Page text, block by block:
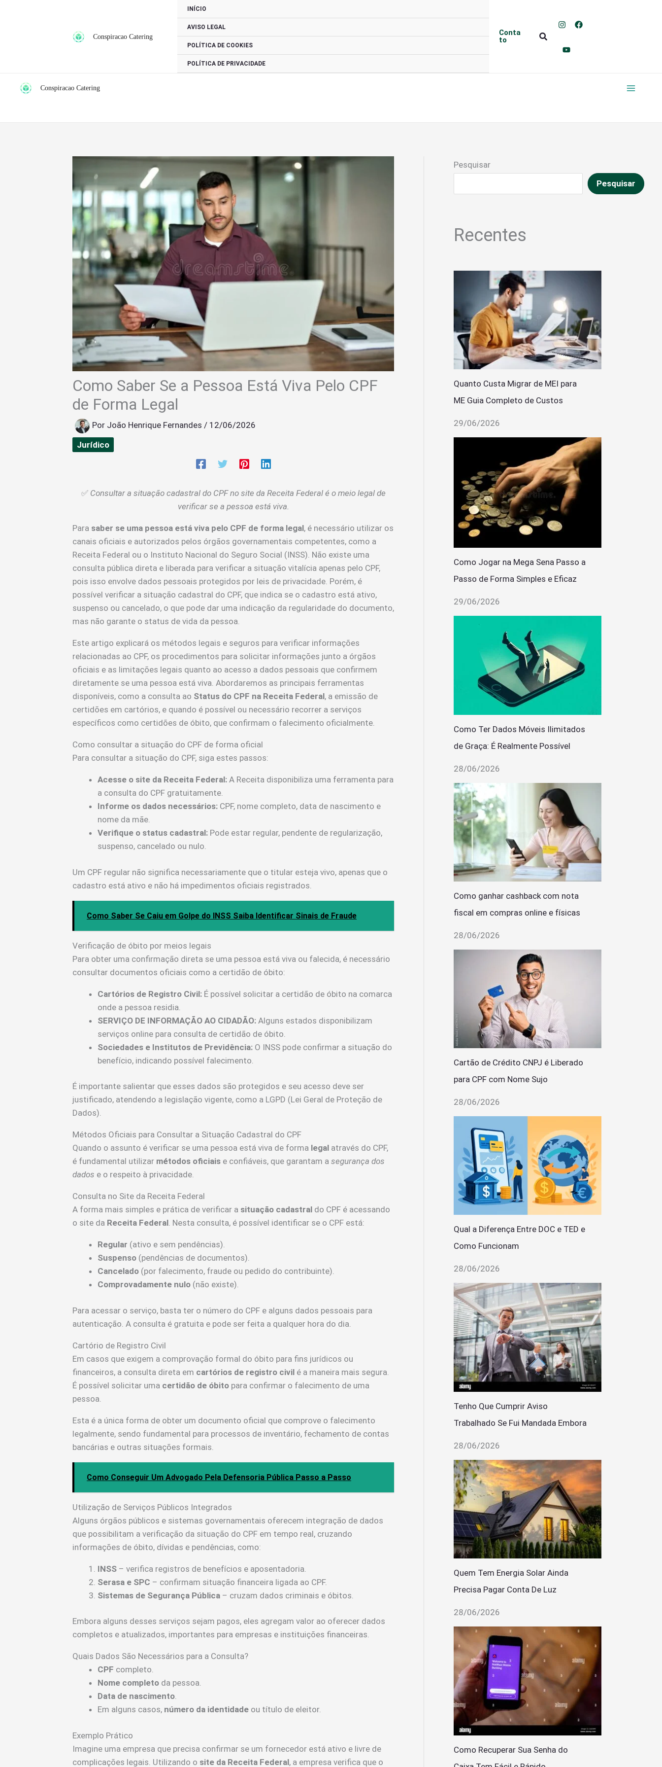
Conspiracao Catering
INÍCIO
AVISO LEGAL
POLÍTICA DE COOKIES
POLÍTICA DE PRIVACIDADE
Conta
to
Pesquisar
Conspiracao Catering
Como Saber Se a Pessoa Está Viva Pelo CPF
de Forma Legal
Por João Henrique Fernandes / 12/06/2026
Jurídico
✅ Consultar a situação cadastral do CPF no site da Receita Federal é o meio legal de
verificar se a pessoa está viva.
Para saber se uma pessoa está viva pelo CPF de forma legal, é necessário utilizar os
canais oficiais e autorizados pelos órgãos governamentais competentes, como a
Receita Federal ou o Instituto Nacional do Seguro Social (INSS). Não existe uma
consulta pública direta e liberada para verificar a situação vitalícia apenas pelo CPF,
pois isso envolve dados pessoais protegidos por leis de privacidade. Porém, é
possível verificar a situação cadastral do CPF, que indica se o cadastro está ativo,
suspenso ou cancelado, o que pode dar uma indicação da regularidade do documento,
mas não garante o status de vida da pessoa.
Este artigo explicará os métodos legais e seguros para verificar informações
relacionadas ao CPF, os procedimentos para solicitar informações junto a órgãos
oficiais e as limitações legais quanto ao acesso a dados pessoais que confirmem
diretamente se uma pessoa está viva. Abordaremos as principais ferramentas
disponíveis, como a consulta ao Status do CPF na Receita Federal, a emissão de
certidões em cartórios, e quando é possível ou necessário recorrer a serviços
específicos como certidões de óbito, que confirmam o falecimento oficialmente.
Como consultar a situação do CPF de forma oficial
Para consultar a situação do CPF, siga estes passos:
Acesse o site da Receita Federal: A Receita disponibiliza uma ferramenta para
a consulta do CPF gratuitamente.
Informe os dados necessários: CPF, nome completo, data de nascimento e
nome da mãe.
Verifique o status cadastral: Pode estar regular, pendente de regularização,
suspenso, cancelado ou nulo.
Um CPF regular não significa necessariamente que o titular esteja vivo, apenas que o
cadastro está ativo e não há impedimentos oficiais registrados.
Como Saber Se Caiu em Golpe do INSS Saiba Identificar Sinais de Fraude
Verificação de óbito por meios legais
Para obter uma confirmação direta se uma pessoa está viva ou falecida, é necessário
consultar documentos oficiais como a certidão de óbito:
Cartórios de Registro Civil: É possível solicitar a certidão de óbito na comarca
onde a pessoa residia.
SERVIÇO DE INFORMAÇÃO AO CIDADÃO: Alguns estados disponibilizam
serviços online para consulta de certidão de óbito.
Sociedades e Institutos de Previdência: O INSS pode confirmar a situação do
benefício, indicando possível falecimento.
É importante salientar que esses dados são protegidos e seu acesso deve ser
justificado, atendendo a legislação vigente, como a LGPD (Lei Geral de Proteção de
Dados).
Métodos Oficiais para Consultar a Situação Cadastral do CPF
Quando o assunto é verificar se uma pessoa está viva de forma legal através do CPF,
é fundamental utilizar métodos oficiais e confiáveis, que garantam a segurança dos
dados e o respeito à privacidade.
Consulta no Site da Receita Federal
A forma mais simples e prática de verificar a situação cadastral do CPF é acessando
o site da Receita Federal. Nesta consulta, é possível identificar se o CPF está:
Regular (ativo e sem pendências).
Suspenso (pendências de documentos).
Cancelado (por falecimento, fraude ou pedido do contribuinte).
Comprovadamente nulo (não existe).
Para acessar o serviço, basta ter o número do CPF e alguns dados pessoais para
autenticação. A consulta é gratuita e pode ser feita a qualquer hora do dia.
Cartório de Registro Civil
Em casos que exigem a comprovação formal do óbito para fins jurídicos ou
financeiros, a consulta direta em cartórios de registro civil é a maneira mais segura.
É possível solicitar uma certidão de óbito para confirmar o falecimento de uma
pessoa.
Esta é a única forma de obter um documento oficial que comprove o falecimento
legalmente, sendo fundamental para processos de inventário, fechamento de contas
bancárias e outras situações formais.
Como Conseguir Um Advogado Pela Defensoria Pública Passo a Passo
Utilização de Serviços Públicos Integrados
Alguns órgãos públicos e sistemas governamentais oferecem integração de dados
que possibilitam a verificação da situação do CPF em tempo real, cruzando
informações de óbito, dívidas e pendências, como:
INSS – verifica registros de benefícios e aposentadoria.
Serasa e SPC – confirmam situação financeira ligada ao CPF.
Sistemas de Segurança Pública – cruzam dados criminais e óbitos.
Embora alguns desses serviços sejam pagos, eles agregam valor ao oferecer dados
completos e atualizados, importantes para empresas e instituições financeiras.
Quais Dados São Necessários para a Consulta?
CPF completo.
Nome completo da pessoa.
Data de nascimento.
Em alguns casos, número da identidade ou título de eleitor.
Exemplo Prático
Imagine uma empresa que precisa confirmar se um fornecedor está ativo e livre de
complicações legais. Utilizando o site da Receita Federal, a empresa verifica que o
Pesquisar
Pesquisar
Recentes
Quanto Custa Migrar de MEI para
ME Guia Completo de Custos
29/06/2026
Como Jogar na Mega Sena Passo a
Passo de Forma Simples e Eficaz
29/06/2026
Como Ter Dados Móveis Ilimitados
de Graça: É Realmente Possível
28/06/2026
Como ganhar cashback com nota
fiscal em compras online e físicas
28/06/2026
Cartão de Crédito CNPJ é Liberado
para CPF com Nome Sujo
28/06/2026
Qual a Diferença Entre DOC e TED e
Como Funcionam
28/06/2026
Tenho Que Cumprir Aviso
Trabalhado Se Fui Mandada Embora
28/06/2026
Quem Tem Energia Solar Ainda
Precisa Pagar Conta De Luz
28/06/2026
Como Recuperar Sua Senha do